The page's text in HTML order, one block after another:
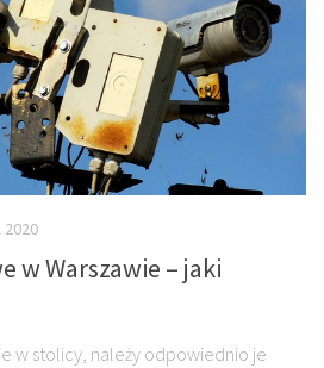
2020
w Warszawie – jaki
w stolicy, należy odpowiednio je